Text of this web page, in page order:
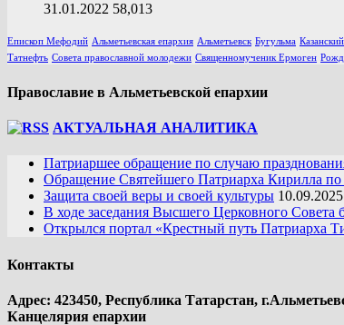
31.01.2022 58,013
Епископ Мефодий Альметьевская епархия Альметьевск Бугульма
Татнефть Совета православной молодежи Священномученик Ермоген
Православие в Альметьевской епархии
АКТУАЛЬНАЯ АНАЛИТИКА
Патриаршее обращение по случаю
Обращение Святейшего Патриарха Кирилла по
Защита своей веры и своей культуры 10.09.2025
В ходе заседания Высшего Церковного
Открылся портал «Крестный путь Патриарха
Контакты
Адрес: 423450, Республика Татарстан,
Канцелярия епархии